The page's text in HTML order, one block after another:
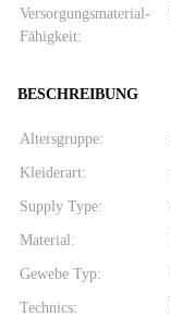
Versorgungsmaterial-
Fähigkeit:
BESCHREIBUNG
Altersgruppe:
Kleiderart:
Supply Type:
Material:
Gewebe Typ:
Technics: